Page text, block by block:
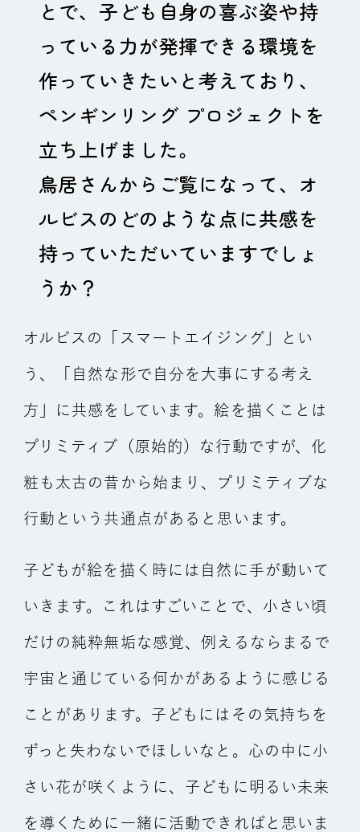
とで、子ども自身の喜ぶ姿や持
っている力が発揮できる環境を
作っていきたいと考えており、
ペンギンリング プロジェクトを
立ち上げました。
鳥居さんからご覧になって、オ
ルビスのどのような点に共感を
持っていただいていますでしょ
うか？
オルビスの「スマートエイジング」とい
う、「自然な形で自分を大事にする考え
方」に共感をしています。絵を描くことは
プリミティブ（原始的）な行動ですが、化
粧も太古の昔から始まり、プリミティブな
行動という共通点があると思います。
子どもが絵を描く時には自然に手が動いて
いきます。これはすごいことで、小さい頃
だけの純粋無垢な感覚、例えるならまるで
宇宙と通じている何かがあるように感じる
ことがあります。子どもにはその気持ちを
ずっと失わないでほしいなと。心の中に小
さい花が咲くように、子どもに明るい未来
を導くために一緒に活動できればと思いま